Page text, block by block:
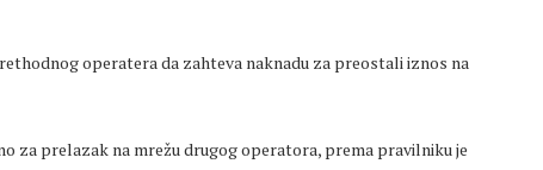
operatera da zahteva naknadu za preostali iznos na
za prelazak na mrežu drugog operatora, prema pravilniku je